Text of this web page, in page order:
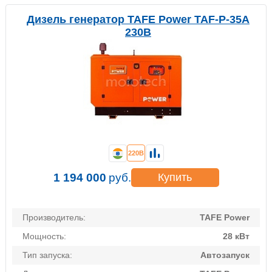
Дизель генератор TAFE Power TAF-P-35A
230В
Производитель:
TAFE Power
Мощность:
28 кВт
Тип запуска:
Автозапуск
220В
1 194 000 руб. Купить